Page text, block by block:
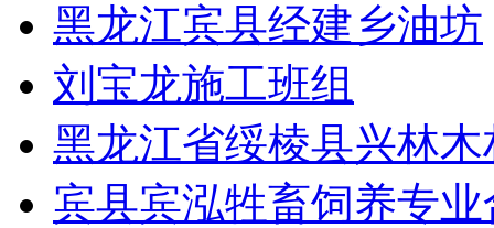
黑龙江宾县经建乡油坊
刘宝龙施工班组
黑龙江省绥棱县兴林
宾县宾泓牲畜饲养专